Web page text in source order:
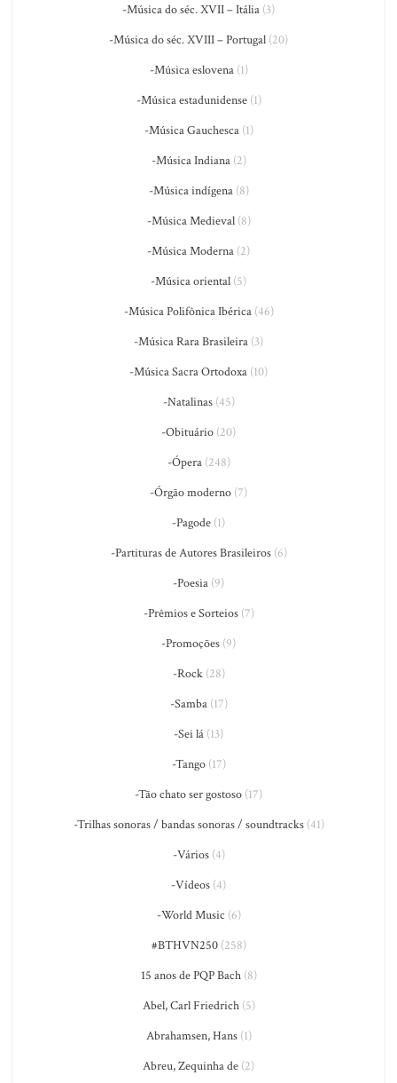
-Música do séc. XVII – Itália (3)
-Música do séc. XVIII – Portugal (20)
-Música eslovena(1)
-Música estadunidense(1)
-Música Gauchesca(1)
-Música Indiana(2)
-Música indígena(8)
-Música Medieval(8)
-Música Moderna (2)
-Música oriental (5)
-Música Polifônica Ibérica(46)
-Música Rara Brasileira (3)
-Música Sacra Ortodoxa (10)
-Natalinas(45)
-Obituário (20)
-Ópera(248)
-Órgão moderno (7)
-Pagode (1)
-Partituras de Autores Brasileiros(6)
-Poesia (9)
-Prêmios e Sorteios(7)
-Promoções (9)
-Rock(28)
-Samba(17)
-Sei lá (13)
-Tango(17)
-Tão chato ser gostoso (17)
-Trilhas sonoras / bandas sonoras / soundtracks(41)
-Vários(4)
-Vídeos (4)
-World Music (6)
#BTHVN250(258)
15 anos de PQP Bach(8)
Abel, Carl Friedrich(5)
Abrahamsen, Hans(1)
Abreu, Zequinha de (2)